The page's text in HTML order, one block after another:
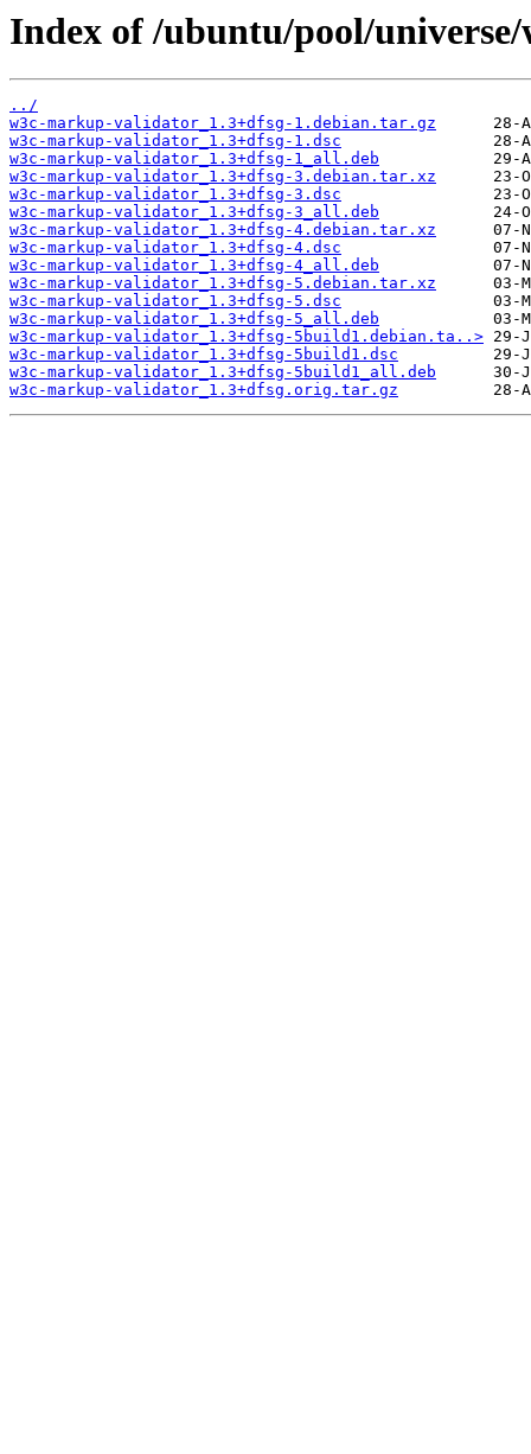
Index of /ubuntu/pool/
../
w3c-markup-validator_1.3+dfsg-1.debian.tar.gz
w3c-markup-validator_1.3+dfsg-1.dsc
w3c-markup-validator_1.3+dfsg-1_all.deb
w3c-markup-validator_1.3+dfsg-3.debian.tar.xz
w3c-markup-validator_1.3+dfsg-3.dsc
w3c-markup-validator_1.3+dfsg-3_all.deb
w3c-markup-validator_1.3+dfsg-4.debian.tar.xz
w3c-markup-validator_1.3+dfsg-4.dsc
w3c-markup-validator_1.3+dfsg-4_all.deb
w3c-markup-validator_1.3+dfsg-5.debian.tar.xz
w3c-markup-validator_1.3+dfsg-5.dsc
w3c-markup-validator_1.3+dfsg-5_all.deb
w3c-markup-validator_1.3+dfsg-5build1.debian.ta..>
w3c-markup-validator_1.3+dfsg-5build1.dsc
w3c-markup-validator_1.3+dfsg-5build1_all.deb
w3c-markup-validator_1.3+dfsg.orig.tar.gz